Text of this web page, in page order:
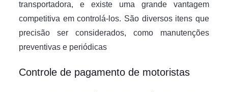
transportadora, e existe uma grande vantagem
competitiva em controlá-los. São diversos itens que
precisão ser considerados, como manutenções
preventivas e periódicas
Controle de pagamento de motoristas